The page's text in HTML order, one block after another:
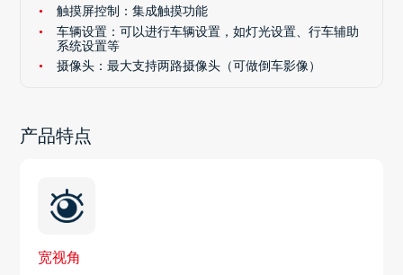
触摸屏控制：集成触摸功能
车辆设置：可以进行车辆设置，如灯光设置、行车辅助
系统设置等
摄像头：最大支持两路摄像头（可做倒车影像）
产品特点
宽视角